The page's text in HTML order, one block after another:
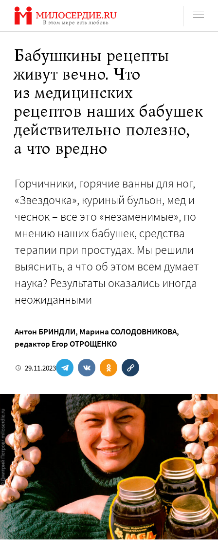
Перейти
содержанию
Бабушкины рецепты
живут вечно. Что
из медицинских
рецептов наших бабушек
действительно полезно,
а что вредно
Горчичники, горячие ванны для ног,
«Звездочка», куриный бульон, мед и
чеснок – все это «незаменимые», по
мнению наших бабушек, средства
терапии при простудах. Мы решили
выяснить, а что об этом всем думает
наука? Результаты оказались иногда
неожиданными
Антон БРИНДЛИ, Марина СОЛОДОВНИКОВА,
редактор Егор ОТРОЩЕНКО
29.11.2023